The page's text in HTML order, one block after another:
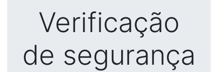
Verificação
de segurança